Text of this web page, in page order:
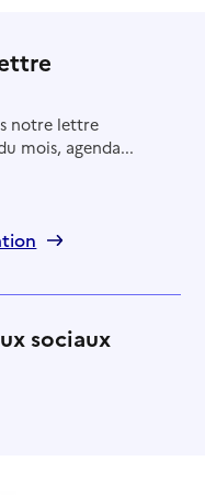
notre lettre
mois, agenda...
sociaux